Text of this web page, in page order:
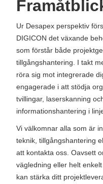
Ur Desapex perspektiv
DIGICON det växande
som förstår både
tillgångshantering. I takt
röra sig mot integrerade
engagerade i att stödja
tvillingar, laserskanning
informationshantering i
Vi välkomnar alla som är
teknik, tillgångshantering
att kontakta oss. Oavsett
vägledning eller helt
kan stärka ditt